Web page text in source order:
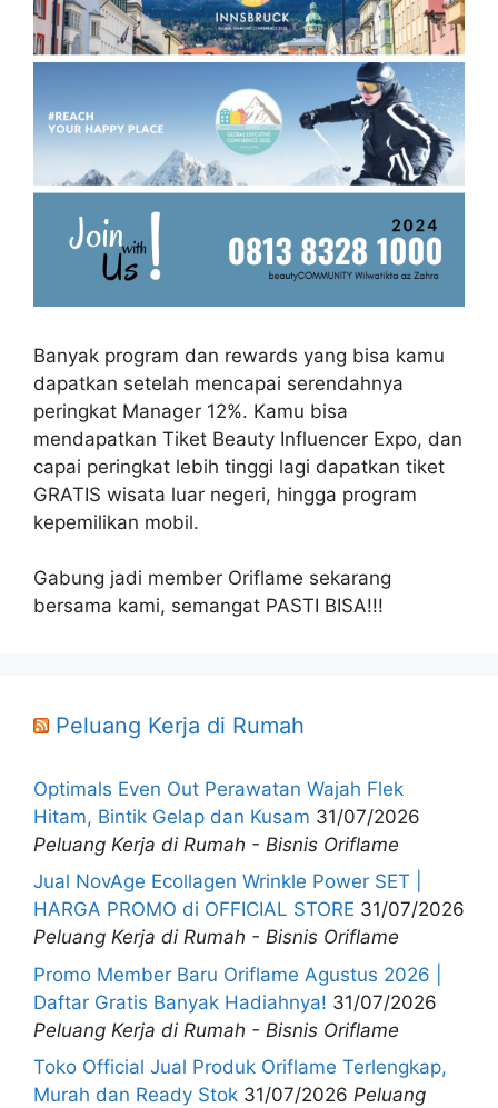
Banyak program dan rewards yang bisa kamu
dapatkan setelah mencapai serendahnya
peringkat Manager 12%. Kamu bisa
mendapatkan Tiket Beauty Influencer Expo, dan
capai peringkat lebih tinggi lagi dapatkan tiket
GRATIS wisata luar negeri, hingga program
kepemilikan mobil.
Gabung jadi member Oriflame sekarang
bersama kami, semangat PASTI BISA!!!
Peluang Kerja di Rumah
Optimals Even Out Perawatan Wajah Flek
Hitam, Bintik Gelap dan Kusam 31/07/2026
Peluang Kerja di Rumah - Bisnis Oriflame
Jual NovAge Ecollagen Wrinkle Power SET |
HARGA PROMO di OFFICIAL STORE 31/07/2026
Peluang Kerja di Rumah - Bisnis Oriflame
Promo Member Baru Oriflame Agustus 2026 |
Daftar Gratis Banyak Hadiahnya! 31/07/2026
Peluang Kerja di Rumah - Bisnis Oriflame
Toko Official Jual Produk Oriflame Terlengkap,
Murah dan Ready Stok 31/07/2026 Peluang